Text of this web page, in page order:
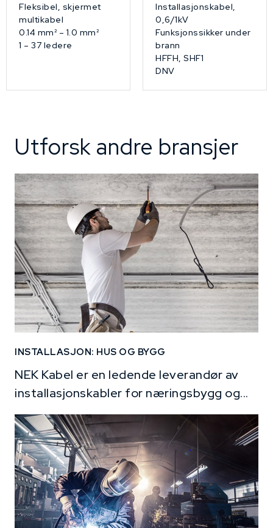
Fleksibel, skjermet
multikabel
0.14 mm² – 1.0 mm²
1 – 37 ledere
Installasjonskabel,
0,6/1kV
Funksjonssikker under
brann
HFFH, SHF1
DNV
Utforsk andre bransjer
INSTALLASJON: HUS OG BYGG
NEK Kabel er en ledende leverandør av
installasjonskabler for næringsbygg og...